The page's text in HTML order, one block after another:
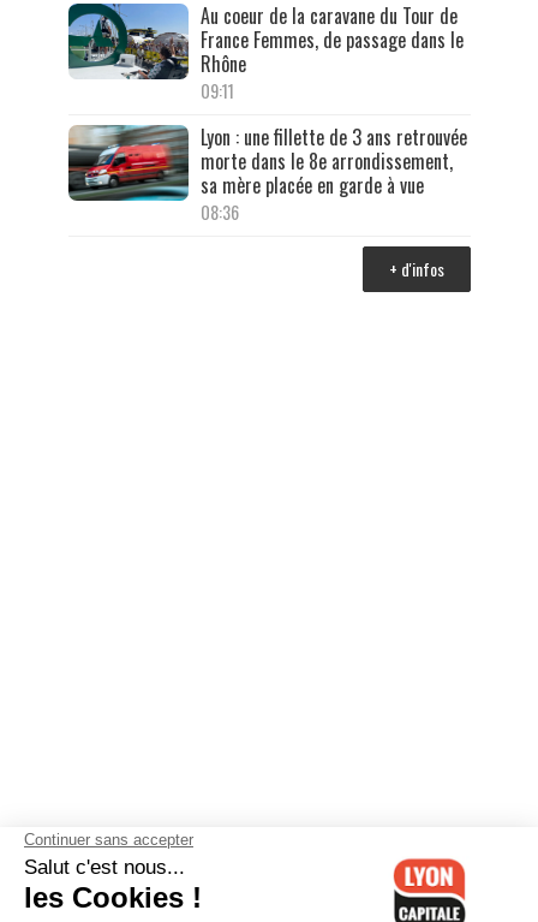
Au coeur de la caravane du Tour de
France Femmes, de passage dans le
Rhône
09:11
Lyon : une fillette de 3 ans retrouvée
morte dans le 8e arrondissement,
sa mère placée en garde à vue
08:36
+ d'infos